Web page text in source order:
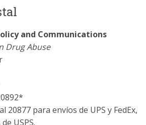
and Communications
Drug Abuse
20877 para envíos de UPS y FedEx,
USPS.